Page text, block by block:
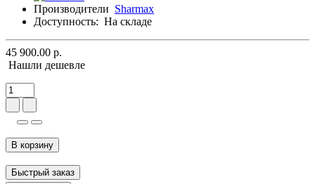
Производители Sharmax
Доступность: На складе
45 900.00 р.
Нашли дешевле
В корзину
Быстрый заказ